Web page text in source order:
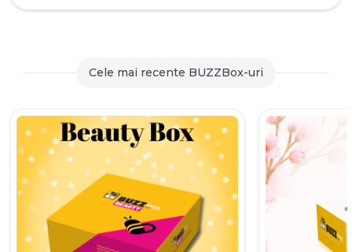
a
290,00 lei.
curent
79,90 lei.
Cele mai recente BUZZBox-uri